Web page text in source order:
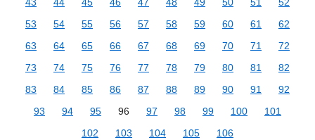
53
54 55 56 57 58 59 60 61
62
63
64 65 66 67 68 69 70 71
72
73
74 75 76 77 78 79 80 81
82
83
84 85 86 87 88 89 90 91
92
93
94 95 96 97 98 99 100
101
102
103 104 105 106